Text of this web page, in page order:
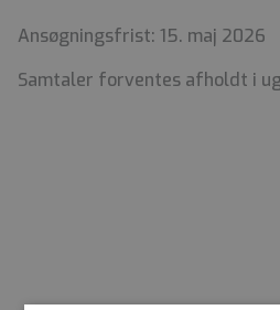
Ansøgningsfrist: 15. maj 2026
Samtaler forventes afholdt i